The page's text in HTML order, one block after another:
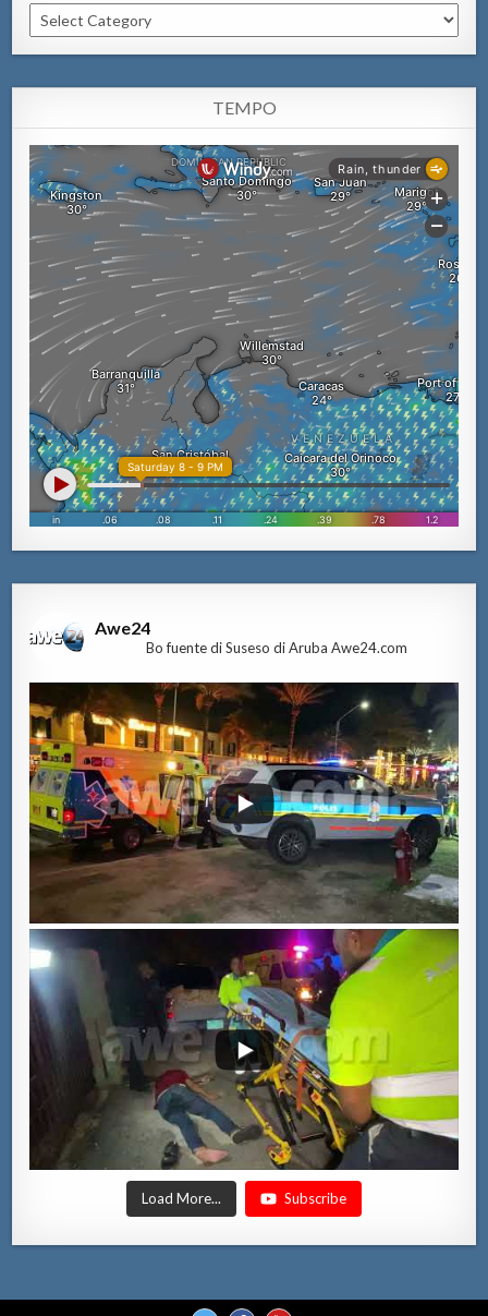
Categorianan
TEMPO
Awe24
Bo fuente di Suseso di Aruba Awe24.com
Load More... Subscribe